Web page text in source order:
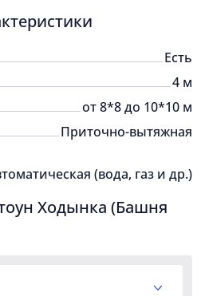
Есть
4 м
от 8*8 до 10*10 м
Приточно-вытяжная
(вода, газ и др.)
Ходынка (Башня